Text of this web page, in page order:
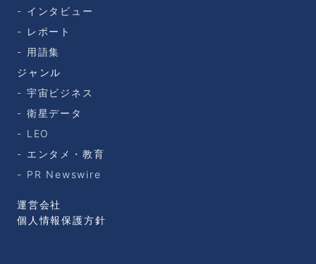
インタビュー
レポート
用語集
ジャンル
宇宙ビジネス
衛星データ
LEO
エンタメ・教育
PR Newswire
運営会社
個人情報保護方針